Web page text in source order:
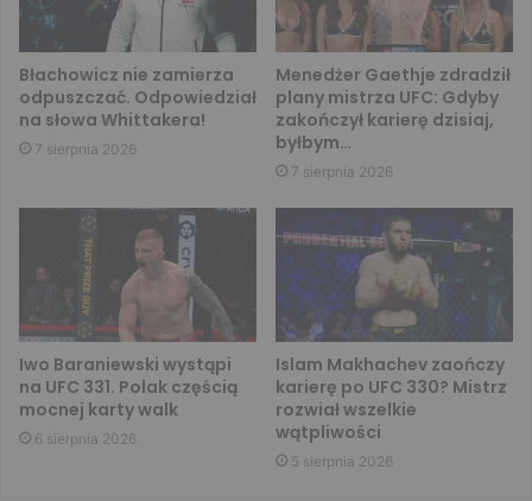
Błachowicz nie zamierza
odpuszczać. Odpowiedział
na słowa Whittakera!
7 sierpnia 2026
Menedżer Gaethje zdradził
plany mistrza UFC: Gdyby
zakończył karierę dzisiaj,
byłbym…
7 sierpnia 2026
Iwo Baraniewski wystąpi
na UFC 331. Polak częścią
mocnej karty walk
6 sierpnia 2026
Islam Makhachev zaończy
karierę po UFC 330? Mistrz
rozwiał wszelkie
wątpliwości
5 sierpnia 2026